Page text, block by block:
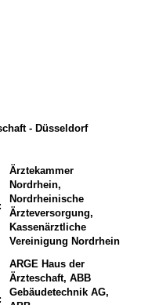
- Düsseldorf
Ärztekammer
Nordrhein,
Nordrheinische
Ärzteversorgung,
Kassenärztliche
Vereinigung Nordrhein
ARGE Haus der
Ärzteschaft, ABB
Gebäudetechnik AG,